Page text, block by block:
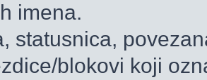
imena.
statusnica,
blokovi koji